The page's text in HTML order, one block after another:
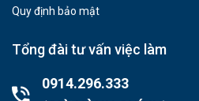
Quy định bảo mật
Tổng đài tư vấn việc làm
0914.296.333